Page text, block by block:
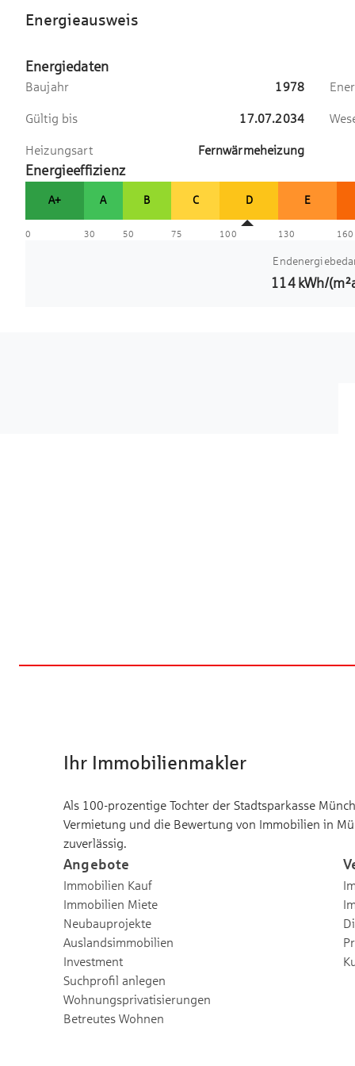
Energieausweis
Energiedaten
Baujahr 1978
Gültig bis 17.07.2034
Heizungsart Fernwärmeheizung
Energieeffizienz
A+ A B C D E
0 30 50 75 100 130 160
114 kWh/
Ihr Immobilienmakler
Als 100-prozentige Tochter der Stadtsparkasse
Vermietung und die Bewertung von Immobilien in
zuverlässig.
Angebote
Immobilien Kauf
Immobilien Miete
Neubauprojekte
Auslandsimmobilien
Investment
Suchprofil anlegen
Wohnungsprivatisierungen
Betreutes Wohnen